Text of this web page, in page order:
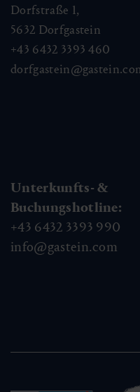
Dorfstraße 1,
5632 Dorfgastein
+43 6432 3393 460
Unterkunfts- &
Buchungshotline:
+43 6432 3393 990
info@gastein.com